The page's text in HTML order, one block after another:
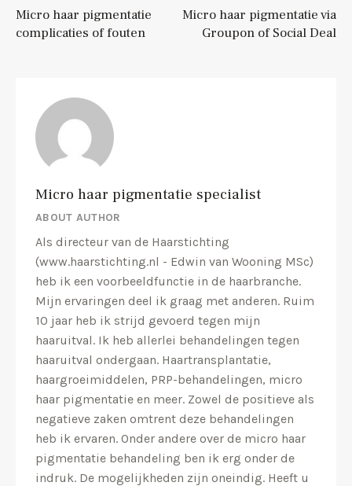
Micro haar pigmentatie
complicaties of fouten
Micro haar pigmentatie via
Groupon of Social Deal
Micro haar pigmentatie specialist
ABOUT AUTHOR
Als directeur van de Haarstichting
(www.haarstichting.nl - Edwin van Wooning MSc)
heb ik een voorbeeldfunctie in de haarbranche.
Mijn ervaringen deel ik graag met anderen. Ruim
10 jaar heb ik strijd gevoerd tegen mijn
haaruitval. Ik heb allerlei behandelingen tegen
haaruitval ondergaan. Haartransplantatie,
haargroeimiddelen, PRP-behandelingen, micro
haar pigmentatie en meer. Zowel de positieve als
negatieve zaken omtrent deze behandelingen
heb ik ervaren. Onder andere over de micro haar
pigmentatie behandeling ben ik erg onder de
indruk. De mogelijkheden zijn oneindig. Heeft u